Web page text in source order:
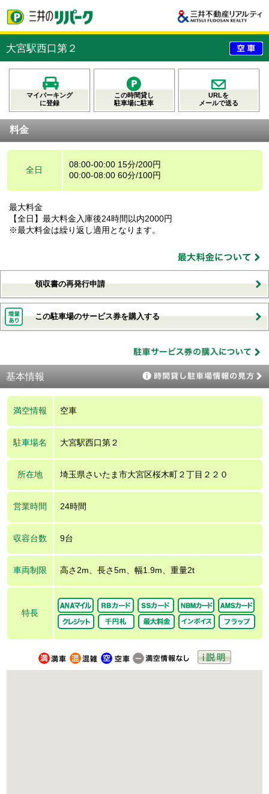
大宮駅西口第２
マイパーキング
に登録
この時間貸し
駐車場に駐車
URLを
メールで送る
料金
全日
08:00-00:00 15分/200円
00:00-08:00 60分/100円
最大料金
【全日】最大料金入庫後24時間以内2000円
※最大料金は繰り返し適用となります。
領収書の再発行申請
この駐車場のサービス券を購入する
基本情報
満空情報 空車
駐車場名 大宮駅西口第２
所在地 埼玉県さいたま市大宮区桜木町２丁目２２０
営業時間 24時間
収容台数 9台
車両制限 高さ2m、長さ5m、幅1.9m、重量2t
特長